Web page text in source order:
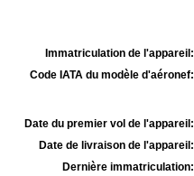
Immatriculation de l'appareil:
Code IATA du modèle d'aéronef:
Date du premier vol de l'appareil:
Date de livraison de l'appareil:
Dernière immatriculation: